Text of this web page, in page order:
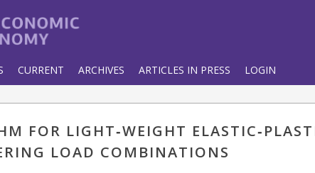
CURRENT ARCHIVES ARTICLES IN PRESS LOGIN
FOR LIGHT‐WEIGHT
LOAD COMBINATIONS